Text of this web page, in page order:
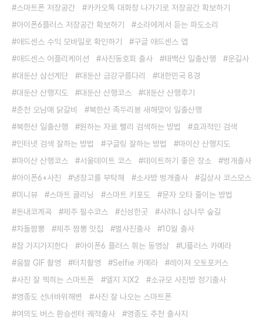
스마트폰 저장공간
카카오톡 대화창 나가기로 저장공간 확보하기
아이폰6플러스 저장공간 확보하기
소라에게서 듣는 파도소리
애드센스 수익 모바일로 확인하기
구글 애드센스 앱
애드센스 어플리케이션
사진동호회 출사 태백산 일출산행
운길사
대둔산 삼선계단
대둔산 금강구름다리
대한민국 8경
대둔산 산행지도
대둔산 산행코스
대둔산 산행후기
춘천 오남매 닭갈비
북한산 족두리봉 새해맞이 일출산행
북한산 일출산행
원하는 자료 빨리 검색하는 방법
효과적인 검색
인터넷 검색 잘하는 방법
구글링 잘하는 방법
마이산 산행지도
마이산 산행코스
서울데이트 코스 데이트하기 좋은 장소
벙개출사
아이폰6+사진
냉장고를 부탁해 소사방 벙개출사
길상사 코스모스
미니뷰
스마트 클리닝 스마트 키포도
문자 오타 줄이는 방법
돈내코계곡
제주 필수코스 신성한곳
사려니 삼나무 숲길
차돌짬뽕
제주 짬뽕 맛집 별사진출사
10월 출사
참 가지가지한다
아이폰6 플러스 휘는 동영상
U픞러스 카메라
움짤 GIF 촬영
터치촬영 Selfie 카메라
레이져 오토포커스
사진 잘 찍히는 스마트폰
엘지 지X2
소규모 사진방 정기출사
영종도 선녀바위해변
사진 잘 나오는 스마트폰
여의도 버스 환승센터 궤적출사
영종도 추천 출사지